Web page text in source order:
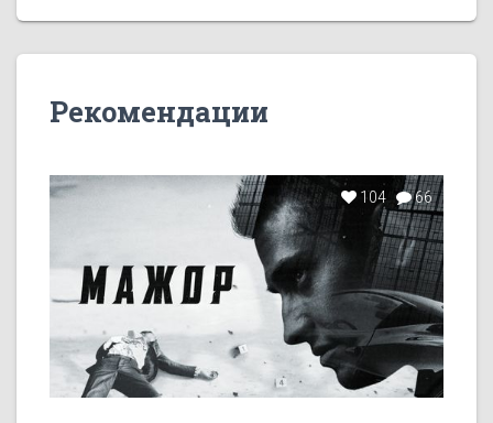
Рекомендации
104 66